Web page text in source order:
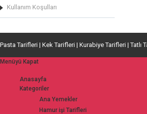
Kullanım Koşulları
Pasta Tarifleri | Kek Tarifleri | Kurabiye Tarifleri | Tatlı
Menüyü Kapat
Anasayfa
Kategoriler
Ana Yemekler
Hamur işi Tarifleri